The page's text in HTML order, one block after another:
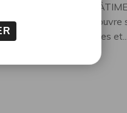
OUVERTES A
Le CFA vous ouvre
de nos équipes et...